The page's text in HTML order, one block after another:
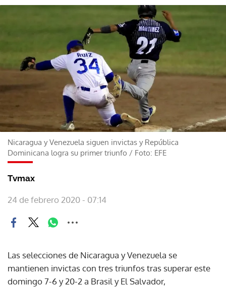
Nicaragua y Venezuela siguen invictas y República
Dominicana logra su primer triunfo / Foto: EFE
Tvmax
24 de febrero 2020 - 07:14
Las selecciones de Nicaragua y Venezuela se
mantienen invictas con tres triunfos tras superar este
domingo 7-6 y 20-2 a Brasil y El Salvador,